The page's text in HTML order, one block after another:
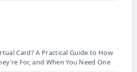
Card? A Practical Guide to How
For, and When You Need One